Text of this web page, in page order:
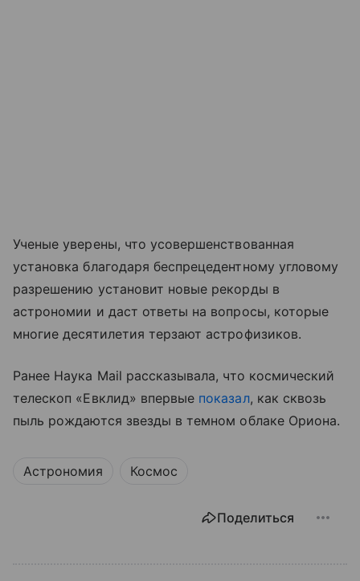
Ученые уверены, что усовершенствованная
установка благодаря беспрецедентному угловому
разрешению установит новые рекорды в
астрономии и даст ответы на вопросы, которые
многие десятилетия терзают астрофизиков.
Ранее Наука Mail рассказывала, что космический
телескоп «Евклид» впервые показал, как сквозь
пыль рождаются звезды в темном облаке Ориона.
Астрономия Космос
Поделиться